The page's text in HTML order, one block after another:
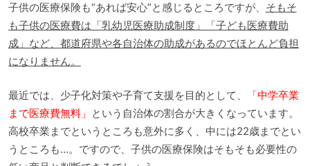
子供の医療保険も“あれば安心”と感じるところですが、 そもそ
も子供の医療費は「乳幼児医療助成制度」「子ども医療費助
成」など、都道府県や各自治体の助成があるのでほとんど負担
になりません。
最近では、少子化対策や子育て支援を目的として、
「中学卒業
まで医療費無料」 という自治体の割合が大きくなっています。
高校卒業までというところも意外に多く、中には22歳までとい
うところも…。ですので、子供の医療保険はそもそも必要性の